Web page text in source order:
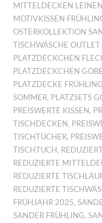
MITTELDECKEN LEINEN
MOTIVKISSEN
OSTERKOLLEKTION
TISCHWÄSCHE
PLATZDECKCHEN
PLATZDECKCHEN
PLATZDECKE FRÜHLING
SOMMER, PLATZSETS
PREISWERTE KISSEN ,
TISCHDECKEN ,
TISCHTÜCHER,
TISCHTUCH ,
REDUZIERTE
REDUZIERTE
REDUZIERTE
FRÜHJAHR 2025,
SANDER FRÜHLING,